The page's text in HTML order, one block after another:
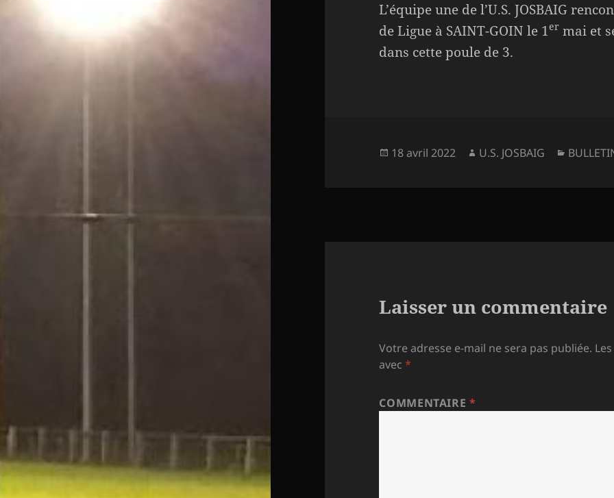
L’équipe une de l’U.S. JOSBAIG
de Ligue à SAINT-GOIN le 1er mai et
dans cette poule de 3.
Publié
18 avril 2022 Auteur
U.S. JOSBAIG
Laisser un commentaire
Votre adresse e-mail ne sera pas publiée.
avec*
COMMENTAIRE*